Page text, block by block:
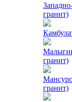
гранит)
гранит)
гранит)